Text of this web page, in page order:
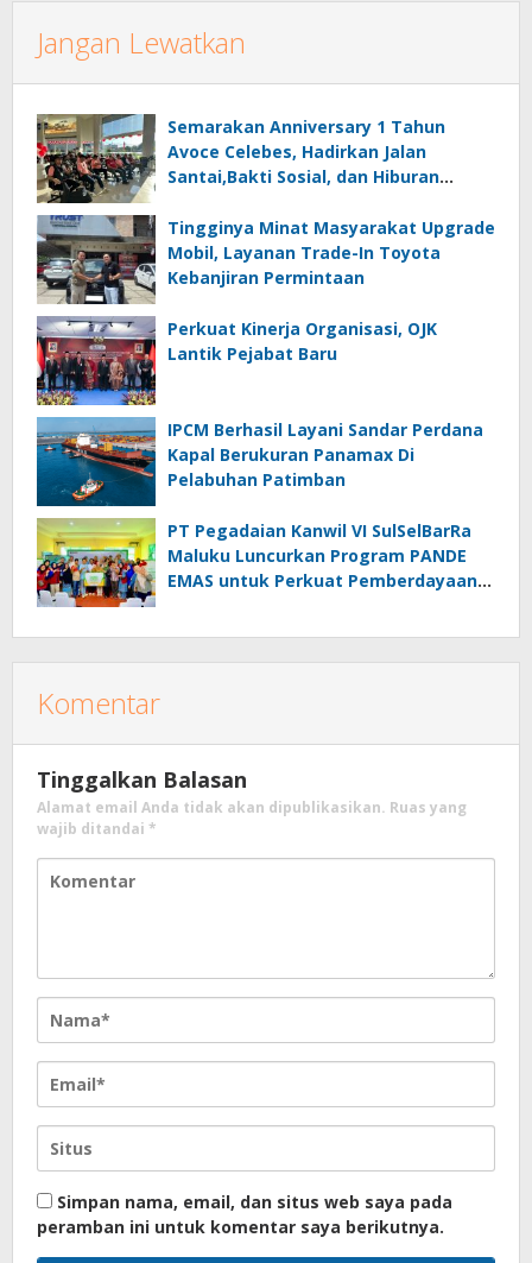
Jangan Lewatkan
Semarakan Anniversary 1 Tahun
Avoce Celebes, Hadirkan Jalan
Santai,Bakti Sosial, dan Hiburan
Tingginya Minat Masyarakat Upgrade
Mobil, Layanan Trade-In Toyota
Kebanjiran Permintaan
Perkuat Kinerja Organisasi, OJK
Lantik Pejabat Baru
IPCM Berhasil Layani Sandar Perdana
Kapal Berukuran Panamax Di
Pelabuhan Patimban
PT Pegadaian Kanwil VI SulSelBarRa
Maluku Luncurkan Program PANDE
EMAS untuk Perkuat Pemberdayaan
Komentar
Tinggalkan Balasan
Alamat email Anda tidak akan dipublikasikan. Ruas yang
wajib ditandai *
Simpan nama, email, dan situs web saya pada
peramban ini untuk komentar saya berikutnya.